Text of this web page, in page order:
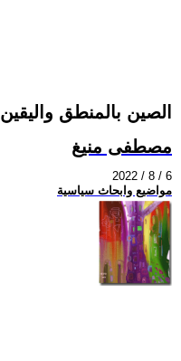
الصين بالمنطق واليقين
مصطفى منيغ
2022 / 8 / 6
مواضيع وابحاث سياسية